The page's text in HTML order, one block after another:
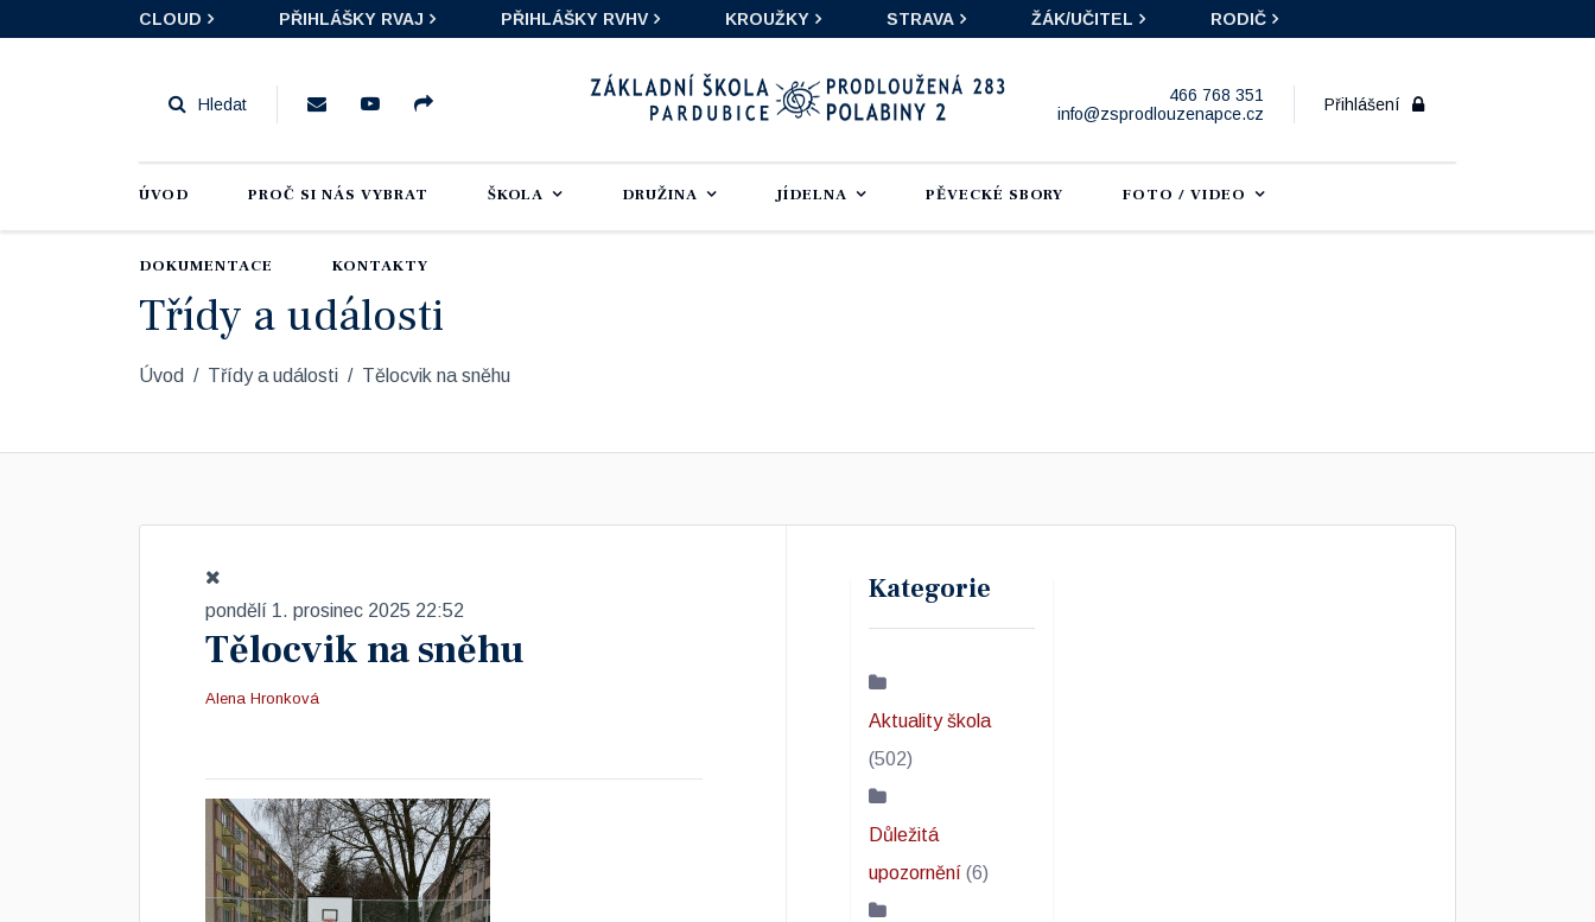
CLOUD PŘIHLÁŠKY RVAJ PŘIHLÁŠKY RVHV KROUŽKY STRAVA ŽÁK/UČITEL RODIČ
Přihlášení
466 768 351
info@zsprodlouzenapce.cz
ÚVOD PROČ SI NÁS VYBRAT ŠKOLA DRUŽINA JÍDELNA PĚVECKÉ SBORY FOTO / VIDEO
DOKUMENTACE KONTAKTY
Třídy a události
Úvod Třídy a události Tělocvik na sněhu
pondělí 1. prosinec 2025 22:52
Tělocvik na sněhu
Alena Hronková
Kategorie
Aktuality škola
(502)
Důležitá
upozornění (6)